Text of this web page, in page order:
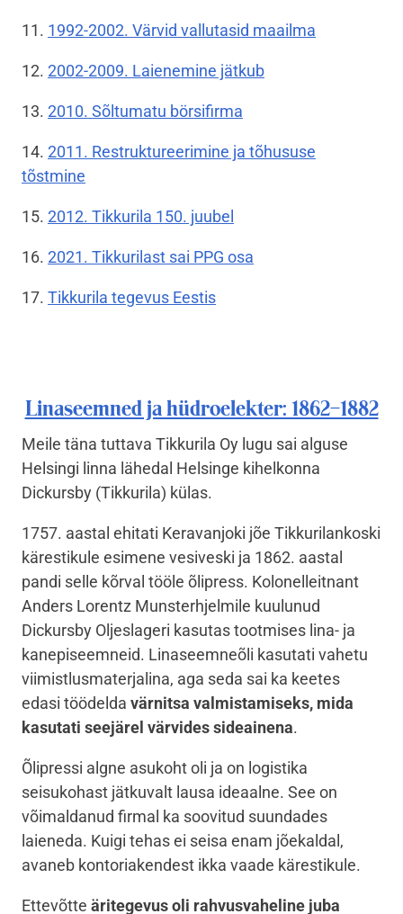
11. 1992-2002. Värvid vallutasid maailma
12. 2002-2009. Laienemine jätkub
13. 2010. Sõltumatu börsifirma
14. 2011. Restruktureerimine ja tõhususe
tõstmine
15. 2012. Tikkurila 150. juubel
16. 2021. Tikkurilast sai PPG osa
17. Tikkurila tegevus Eestis
Linaseemned ja hüdroelekter: 1862–1882
Meile täna tuttava Tikkurila Oy lugu sai alguse
Helsingi linna lähedal Helsinge kihelkonna
Dickursby (Tikkurila) külas.
1757. aastal ehitati Keravanjoki jõe Tikkurilankoski
kärestikule esimene vesiveski ja 1862. aastal
pandi selle kõrval tööle õlipress. Kolonelleitnant
Anders Lorentz Munsterhjelmile kuulunud
Dickursby Oljeslageri kasutas tootmises lina- ja
kanepiseemneid. Linaseemneõli kasutati vahetu
viimistlusmaterjalina, aga seda sai ka keetes
edasi töödelda värnitsa valmistamiseks, mida
kasutati seejärel värvides sideainena.
Õlipressi algne asukoht oli ja on logistika
seisukohast jätkuvalt lausa ideaalne. See on
võimaldanud firmal ka soovitud suundades
laieneda. Kuigi tehas ei seisa enam jõekaldal,
avaneb kontoriakendest ikka vaade kärestikule.
Ettevõtte äritegevus oli rahvusvaheline juba